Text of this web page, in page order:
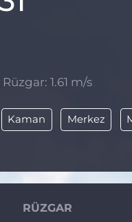
1.61 m/s
Kaman Merkez
RÜZGAR